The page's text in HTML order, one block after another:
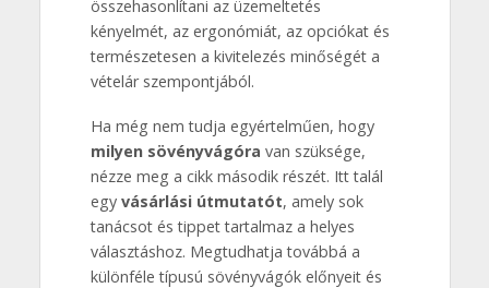
összehasonlítani az üzemeltetés
kényelmét, az ergonómiát, az opciókat és
természetesen a kivitelezés minőségét a
vételár szempontjából.
Ha még nem tudja egyértelműen, hogy
milyen sövényvágóra van szüksége,
nézze meg a cikk második részét. Itt talál
egy vásárlási útmutatót, amely sok
tanácsot és tippet tartalmaz a helyes
választáshoz. Megtudhatja továbbá a
különféle típusú sövényvágók előnyeit és